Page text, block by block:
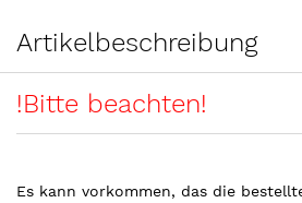
Artikelbeschreibung
!Bitte beachten!
Es kann vorkommen, das die